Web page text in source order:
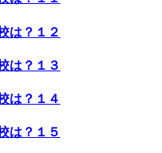
は？１２
は？１３
は？１４
は？１５